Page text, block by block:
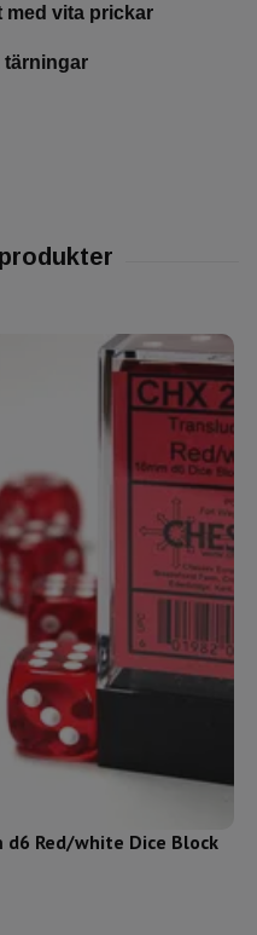
med vita prickar
tärningar
Red/white Dice Block